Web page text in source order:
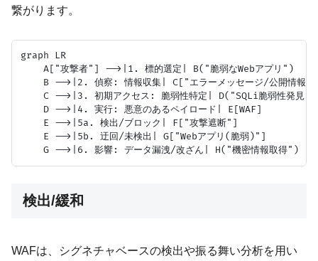
繋がります。
graph LR
    A["攻撃者"] -->|1. 標的選定| B("脆弱なWebアプリ")
    B -->|2. 偵察: 情報収集| C["エラーメッセージ/公開情報"]
    C -->|3. 初期アクセス: 脆弱性特定| D("SQLi脆弱性発見")
    D -->|4. 実行: 悪意のあるペイロード| E[WAF]
    E -->|5a. 検出/ブロック| F["攻撃遮断"]
    E -->|5b. 迂回/未検出| G["Webアプリ(脆弱)"]
検出/緩和
WAFは、シグネチャベースの検出や振る舞い分析を用い